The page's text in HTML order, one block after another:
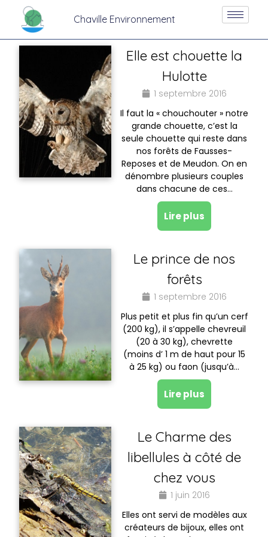
Chaville Environnement
Elle est chouette la
Hulotte
1 septembre 2016
Il faut la « chouchouter » notre
grande chouette, c’est la
seule chouette qui reste dans
nos forêts de Fausses-
Reposes et de Meudon. On en
dénombre plusieurs couples
dans chacune de ces…
Lire plus
Le prince de nos
forêts
1 septembre 2016
Plus petit et plus fin qu’un cerf
(200 kg), il s’appelle chevreuil
(20 à 30 kg), chevrette
(moins d’ 1 m de haut pour 15
à 25 kg) ou faon (jusqu’à…
Lire plus
Le Charme des
libellules à côté de
chez vous
1 juin 2016
Elles ont servi de modèles aux
créateurs de bijoux, elles ont